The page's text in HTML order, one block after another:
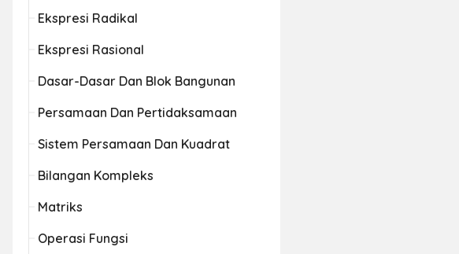
Ekspresi Radikal
Ekspresi Rasional
Dasar-Dasar Dan Blok Bangunan
Persamaan Dan Pertidaksamaan
Sistem Persamaan Dan Kuadrat
Bilangan Kompleks
Matriks
Operasi Fungsi